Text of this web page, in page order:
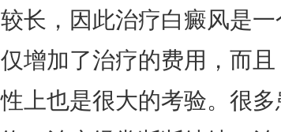
较长，因此治疗白癜风是
仅增加了治疗的费用，而
性上也是很大的考验。很